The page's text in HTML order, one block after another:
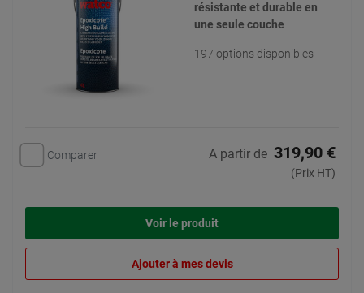
résistante et durable en
une seule couche
197 options disponibles
Comparer A partir de 319,90 €
(Prix HT)
Voir le produit
Ajouter à mes devis